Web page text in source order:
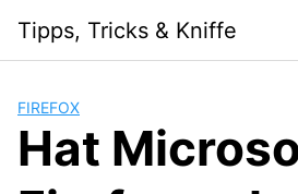
content
Tipps, Tricks & Kniffe
FIREFOX
Hat